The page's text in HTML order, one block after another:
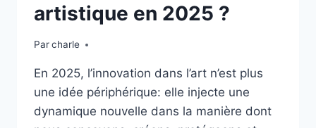
artistique en 2025 ?
Parcharle
En 2025, l’innovation dans l’art n’est plus
une idée périphérique: elle injecte une
dynamique nouvelle dans la manière dont